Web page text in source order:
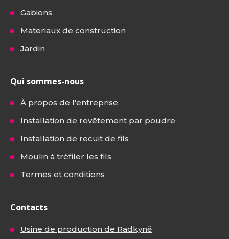
Gabions
Materiaux de construction
Jardin
Qui sommes-nous
À propos de l'entreprise
Installation de revêtement par poudre
Installation de recuit de fils
Moulin à tréfiler les fils
Termes et conditions
Contacts
Usine de production de Radkyně